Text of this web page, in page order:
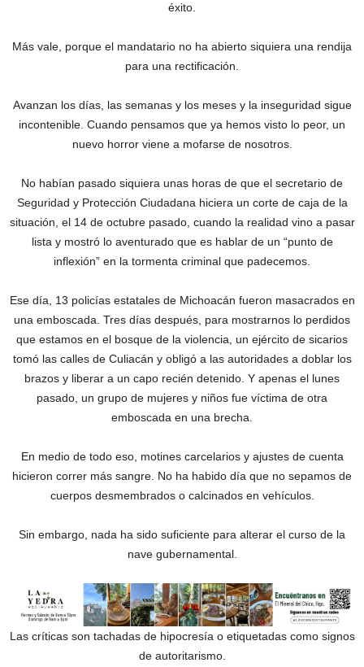
éxito.
Más vale, porque el mandatario no ha abierto siquiera una rendija
para una rectificación.
Avanzan los días, las semanas y los meses y la inseguridad sigue
incontenible. Cuando pensamos que ya hemos visto lo peor, un
nuevo horror viene a mofarse de nosotros.
No habían pasado siquiera unas horas de que el secretario de
Seguridad y Protección Ciudadana hiciera un corte de caja de la
situación, el 14 de octubre pasado, cuando la realidad vino a pasar
lista y mostró lo aventurado que es hablar de un “punto de
inflexión” en la tormenta criminal que padecemos.
Ese día, 13 policías estatales de Michoacán fueron masacrados en
una emboscada. Tres días después, para mostrarnos lo perdidos
que estamos en el bosque de la violencia, un ejército de sicarios
tomó las calles de Culiacán y obligó a las autoridades a doblar los
brazos y liberar a un capo recién detenido. Y apenas el lunes
pasado, un grupo de mujeres y niños fue víctima de otra
emboscada en una brecha.
En medio de todo eso, motines carcelarios y ajustes de cuenta
hicieron correr más sangre. No ha habido día que no sepamos de
cuerpos desmembrados o calcinados en vehículos.
Sin embargo, nada ha sido suficiente para alterar el curso de la
nave gubernamental.
Las críticas son tachadas de hipocresía o etiquetadas como signos
de autoritarismo.